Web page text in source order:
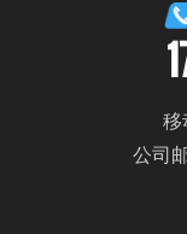
移
公司